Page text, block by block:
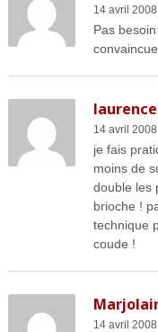
14 avril 2008
Pas
laurence
14 avril 2008
je fais
moins de
double les
brioche !
technique
coude !
14 avril 2008